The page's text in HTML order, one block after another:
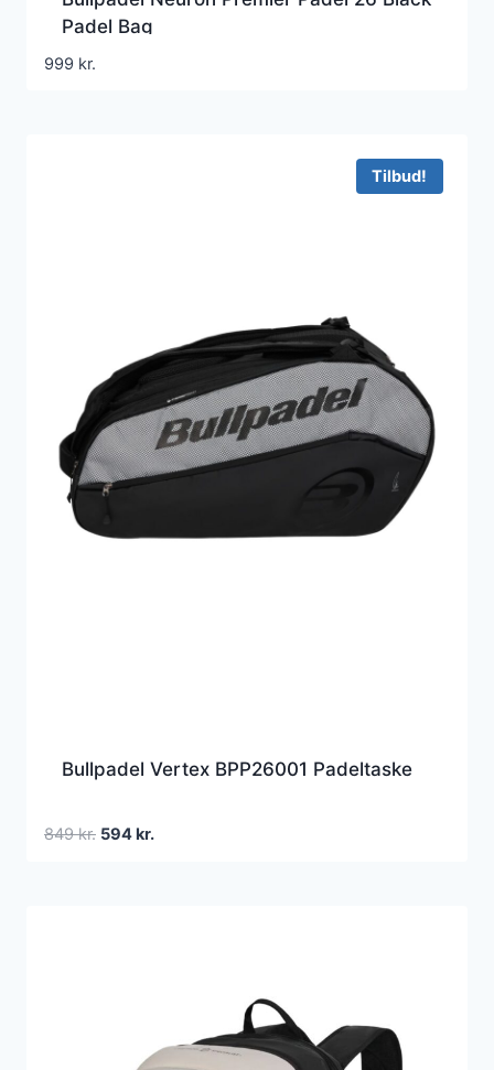
Padel Bag
999 kr.
Tilbud!
Bullpadel Vertex BPP26001 Padeltaske
849kr. Den
594 kr.Den